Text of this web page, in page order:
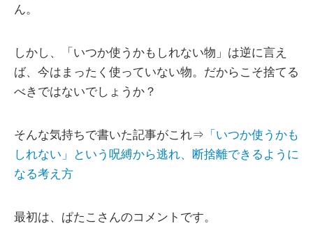
ん。
しかし、「いつか使うかもしれない物」は逆に言え
ば、今はまったく使っていない物。だからこそ捨てる
べきではないでしょうか？
そんな気持ちで書いた記事がこれ⇒ 「いつか使うかも
しれない」という呪縛から逃れ、断捨離できるように
なる考え方
最初は、ぱたこさんのコメントです。